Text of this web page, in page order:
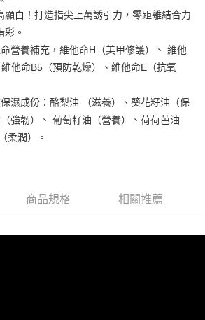
含以上)免運費
顯白！打造指尖上萬誘引力，零距離結合力
彩。
營養補充，維他命H（美甲修護）、 維他
他命B5（預防乾燥）、維他命E（抗氧
濕成份：酪梨油 （滋養）、葵花籽油（保
強韌）、 葡萄籽油（營養）、荷荷芭油
柔潤）。
商品規格 相關推薦